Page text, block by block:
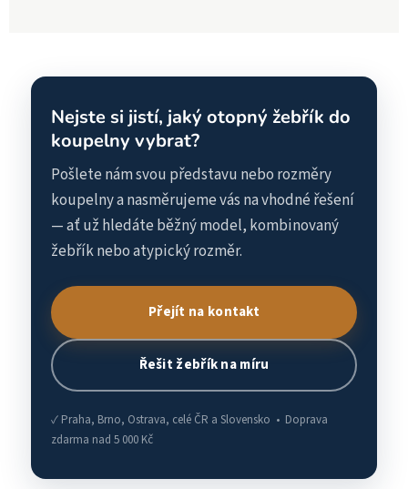
Nejste si jistí, jaký otopný žebřík do
koupelny vybrat?
Pošlete nám svou představu nebo rozměry
koupelny a nasměrujeme vás na vhodné řešení
— ať už hledáte běžný model, kombinovaný
žebřík nebo atypický rozměr.
Přejít na kontakt
Řešit žebřík na míru
✓ Praha, Brno, Ostrava, celé ČR a Slovensko • Doprava
zdarma nad 5 000 Kč